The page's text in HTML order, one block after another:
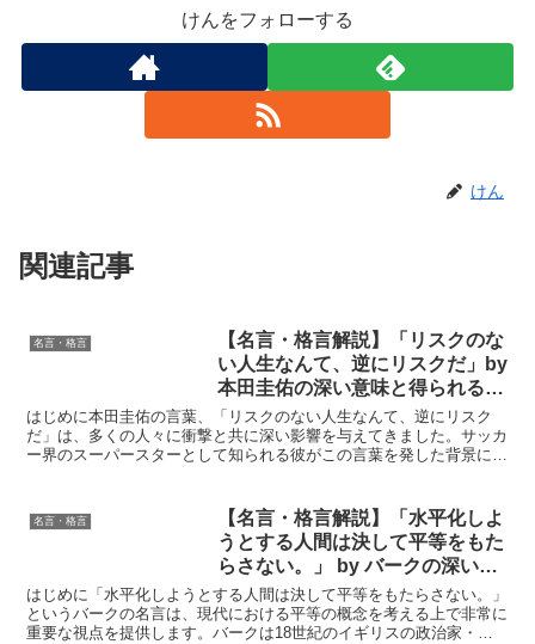
けんをフォローする
けん
関連記事
名言・格言
【名言・格言解説】「リスクのな
い人生なんて、逆にリスクだ」by
本田圭佑の深い意味と得られる教
訓
はじめに本田圭佑の言葉、「リスクのない人生なんて、逆にリスク
だ」は、多くの人々に衝撃と共に深い影響を与えてきました。サッカ
ー界のスーパースターとして知られる彼がこの言葉を発した背景に
名言・格言
【名言・格言解説】「水平化しよ
うとする人間は決して平等をもた
らさない。」 by バークの深い意
味と得られる教訓
はじめに「水平化しようとする人間は決して平等をもたらさない。」
というバークの名言は、現代における平等の概念を考える上で非常に
重要な視点を提供します。バークは18世紀のイギリスの政治家・思